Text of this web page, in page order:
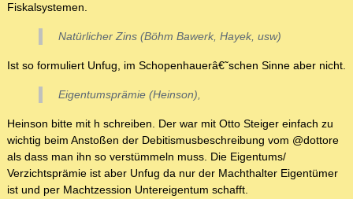
Fiskalsystemen.
Natürlicher Zins (Böhm Bawerk, Hayek, usw)
Ist so formuliert Unfug, im Schopenhauerâ€˜schen Sinne aber nicht.
Eigentumsprämie (Heinson),
Heinson bitte mit h schreiben. Der war mit Otto Steiger einfach zu
wichtig beim Anstoßen der Debitismusbeschreibung vom @dottore
als dass man ihn so verstümmeln muss. Die Eigentums/
Verzichtsprämie ist aber Unfug da nur der Machthalter Eigentümer
ist und per Machtzession Untereigentum schafft.